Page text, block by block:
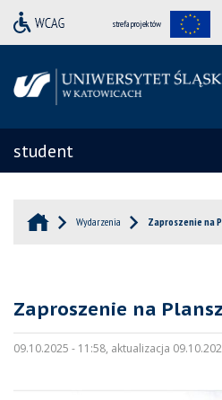
strefa projektów
student
Wydarzenia Zaproszenie na
Zaproszenie na
09.10.2025 - 11:58, aktualizacja